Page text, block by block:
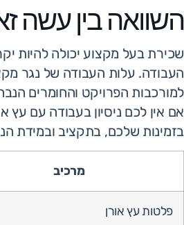
השוואה בין עשה
שכירת בעל מקצוע יכולה להיות
למורכבות הפרויקט והחומרים
אם אין לכם ניסיון בעבודה עם
בזמינות שלכם, בתקציב ובמידת
מרכיב
פלטות עץ אורן